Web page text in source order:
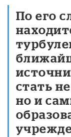
По его
стать
но и